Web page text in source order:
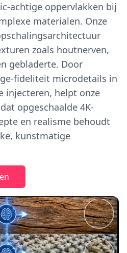
achtige oppervlakken bij
materialen. Onze
zoals houtnerven,
gebladerte. Door
fideliteit microdetails in
injecteren, helpt onze
opgeschaalde 4K-
en realisme behoudt
kunstmatige